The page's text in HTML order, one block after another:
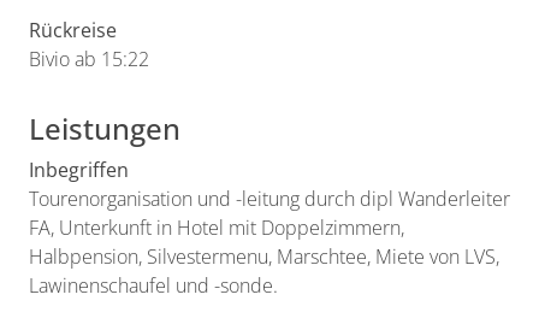
Rückreise
Bivio ab 15:22
Leistungen
Inbegriffen
Tourenorganisation und -leitung durch dipl Wanderleiter
FA, Unterkunft in Hotel mit Doppelzimmern,
Halbpension, Silvestermenu, Marschtee, Miete von LVS,
Lawinenschaufel und -sonde.